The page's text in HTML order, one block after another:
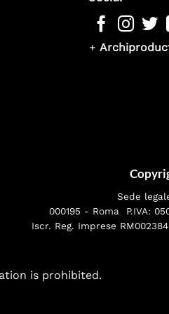
+
Sede
000195 - Roma P.IVA:
Iscr. Reg. Imprese
is prohibited.